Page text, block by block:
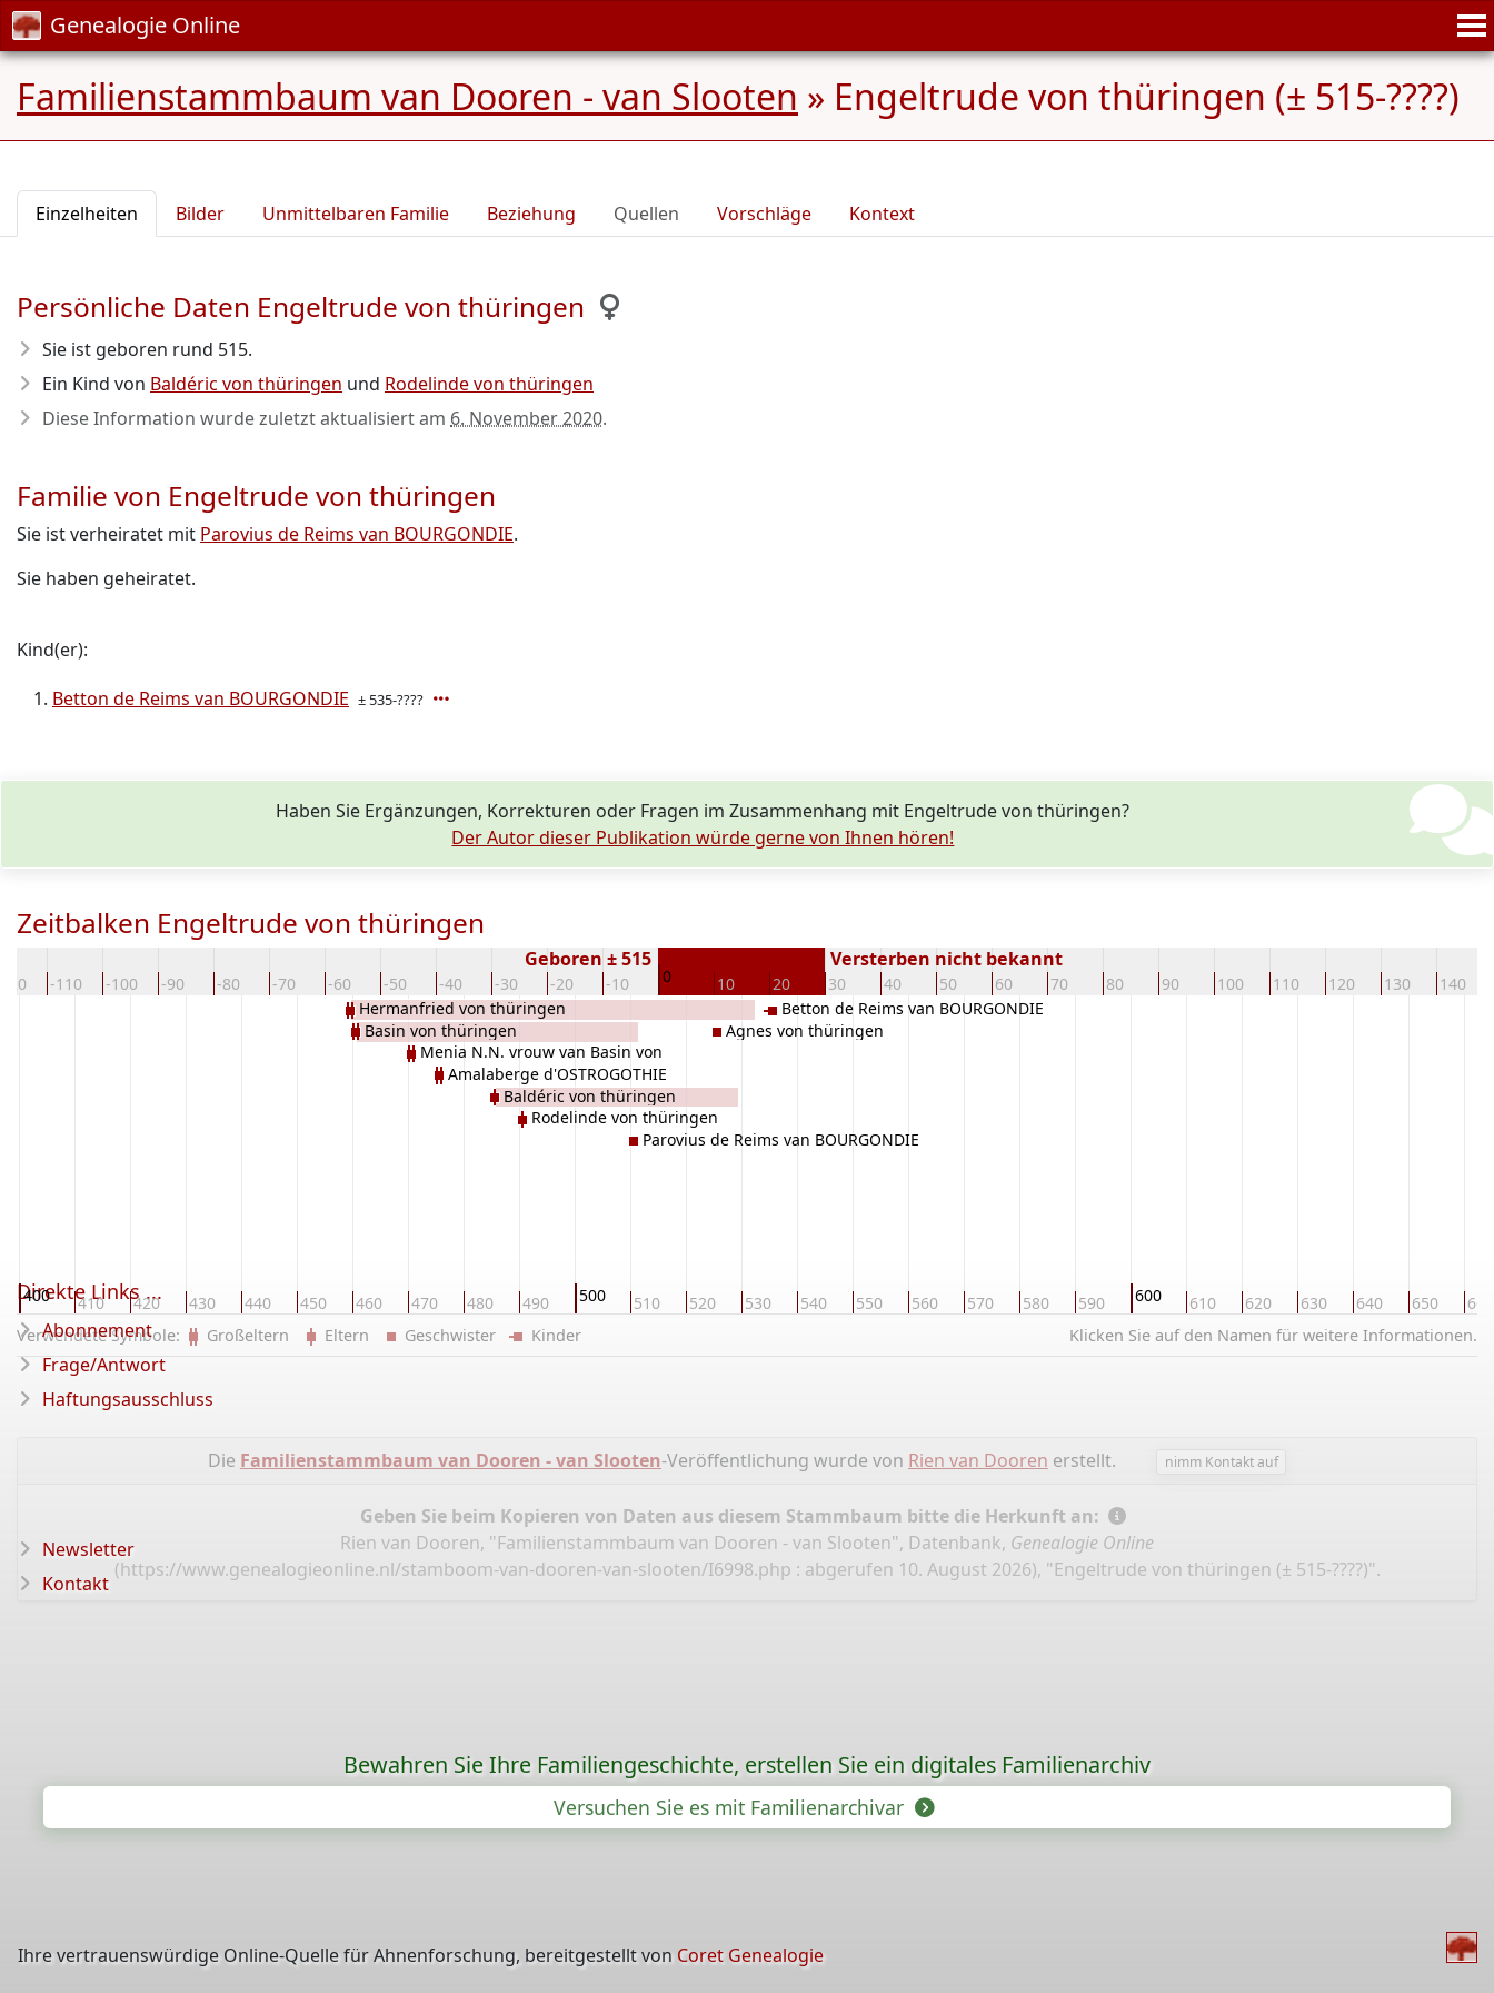
Genealogie Online
Familienstammbaum van Dooren - van Slooten » Engeltrude von thüringen (± 515-????)
Einzelheiten Bilder Unmittelbaren Familie Beziehung Quellen Vorschläge Kontext
Persönliche Daten Engeltrude von thüringen
Sie ist geboren rund 515.
Ein Kind von Baldéric von thüringen und Rodelinde von thüringen
Diese Information wurde zuletzt aktualisiert am 6. November 2020.
Familie von Engeltrude von thüringen
Sie ist verheiratet mit Parovius de Reims van BOURGONDIE.
Sie haben geheiratet.
Kind(er):
Betton de Reims van BOURGONDIE ± 535-????
Haben Sie Ergänzungen, Korrekturen oder Fragen im Zusammenhang mit Engeltrude von thüringen?
Der Autor dieser Publikation würde gerne von Ihnen hören!
Zeitbalken Engeltrude von thüringen
-110 -100 -90 -80 -70 -60 -50 -40 -30 -20 -10 0 10 20 30 40 50 60 70 80 90 100 110 120 130 140
Geboren ± 515 Versterben nicht bekannt
400 410 420 430 440 450 460 470 480 490 500 510 520 530 540 550 560 570 580 590 600 610 620 630 640 650 660
Hermanfried von thüringen
Basin von thüringen
Menia N.N. vrouw van Basin von
THÜRINGEN
Amalaberge d'OSTROGOTHIE
Baldéric von thüringen
Rodelinde von thüringen
Parovius de Reims van BOURGONDIE
Agnes von thüringen
Betton de Reims van BOURGONDIE
Klicken Sie auf den Namen für weitere Informationen.
Verwendete Symbole: Großeltern Eltern Geschwister Kinder
Die Familienstammbaum van Dooren - van Slooten-Veröffentlichung wurde von Rien van Dooren erstellt. nimm Kontakt auf
Geben Sie beim Kopieren von Daten aus diesem Stammbaum bitte die Herkunft an:
Rien van Dooren, "Familienstammbaum van Dooren - van Slooten", Datenbank, Genealogie Online
(https://www.genealogieonline.nl/stamboom-van-dooren-van-slooten/I6998.php : abgerufen 10. August 2026), "Engeltrude von thüringen (± 515-????)".
Direkte Links ...
Abonnement
Frage/Antwort
Haftungsausschluss
Newsletter
Kontakt
Bewahren Sie Ihre Familiengeschichte, erstellen Sie ein digitales Familienarchiv
Versuchen Sie es mit Familienarchivar
Ihre vertrauenswürdige Online-Quelle für Ahnenforschung, bereitgestellt von Coret Genealogie